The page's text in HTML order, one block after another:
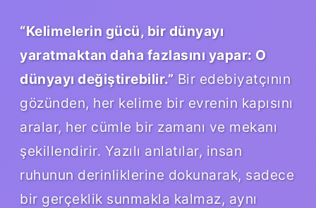
“Kelimelerin gücü, bir dünyayı
yaratmaktan daha fazlasını yapar: O
dünyayı değiştirebilir.”Bir edebiyatçının
gözünden, her kelime bir evrenin kapısını
aralar, her cümle bir zamanı ve mekanı
şekillendirir. Yazılı anlatılar, insan
ruhunun derinliklerine dokunarak, sadece
bir gerçeklik sunmakla kalmaz, aynı